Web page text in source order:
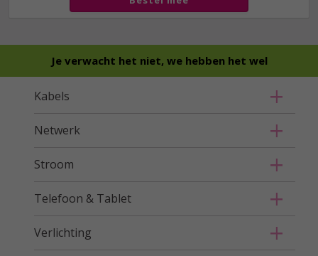
Je verwacht het niet, we hebben het wel
Kabels
Netwerk
Stroom
Telefoon & Tablet
Verlichting